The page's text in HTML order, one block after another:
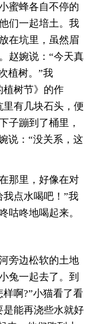
蜜蜂各自不停的
们一起培土。我
在坑里，虽然眉
赵婉说：“今天真
植树。”我
植树节》的作
有几块石头，便
子蹦到了桶里，
说：“没关系，这
那里，好像在对
点水喝吧！”我
咕咚地喝起来。
旁边松软的土地
兔一起去了。到
啊?”小猫看了看
是能再浇些水就好